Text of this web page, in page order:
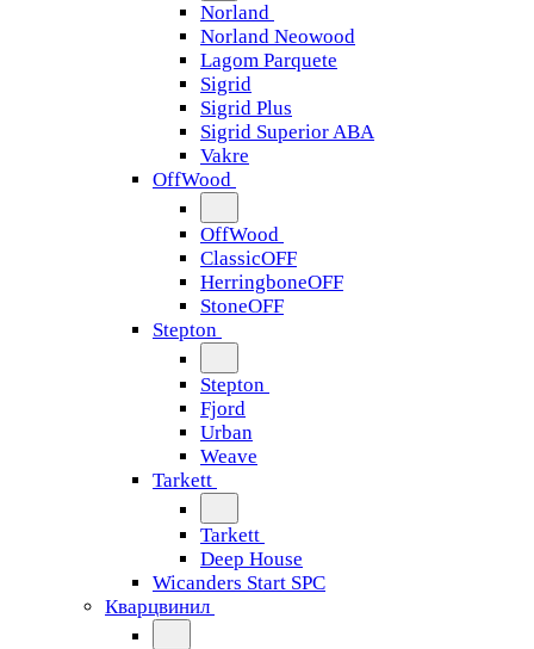
Norland
Norland Neowood
Lagom Parquete
Sigrid
Sigrid Plus
Sigrid Superior ABA
Vakre
OffWood
OffWood
ClassicOFF
HerringboneOFF
StoneOFF
Stepton
Stepton
Fjord
Urban
Weave
Tarkett
Tarkett
Deep House
Wicanders Start SPC
Кварцвинил